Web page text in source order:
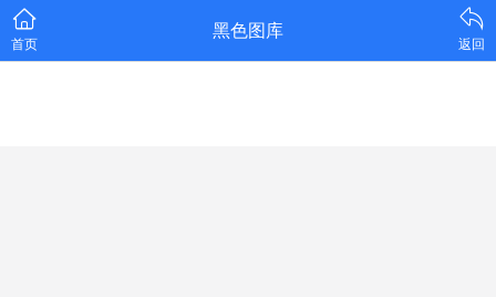
首页
黑色图库
返回